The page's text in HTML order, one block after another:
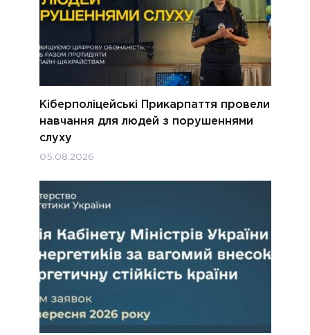
Кіберполіцейські Прикарпаття провели
навчання для людей з порушеннями
слуху
05.08.2026